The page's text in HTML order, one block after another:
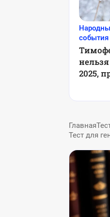
события
2025,
Главная
Тест для